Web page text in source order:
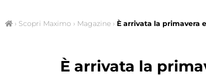
› Scopri Maximo › Magazine › È arrivata la primavera
È arrivata la